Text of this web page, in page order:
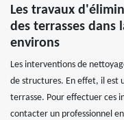
Les travaux
des terrasses dans
environs
Les interventions de
de structures. En effet, il est
terrasse. Pour effectuer ces
contacter un professionnel